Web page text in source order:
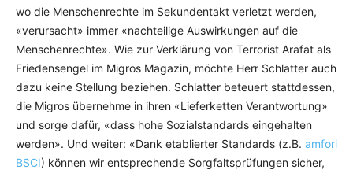
wo die Menschenrechte im Sekundentakt verletzt werden,
«verursacht» immer «nachteilige Auswirkungen auf die
Menschenrechte». Wie zur Verklärung von Terrorist Arafat als
Friedensengel im Migros Magazin, möchte Herr Schlatter auch
dazu keine Stellung beziehen. Schlatter beteuert stattdessen,
die Migros übernehme in ihren «Lieferketten Verantwortung»
und sorge dafür, «dass hohe Sozialstandards eingehalten
werden». Und weiter: «Dank etablierter Standards (z.B. amfori
BSCI) können wir entsprechende Sorgfaltsprüfungen sicher,